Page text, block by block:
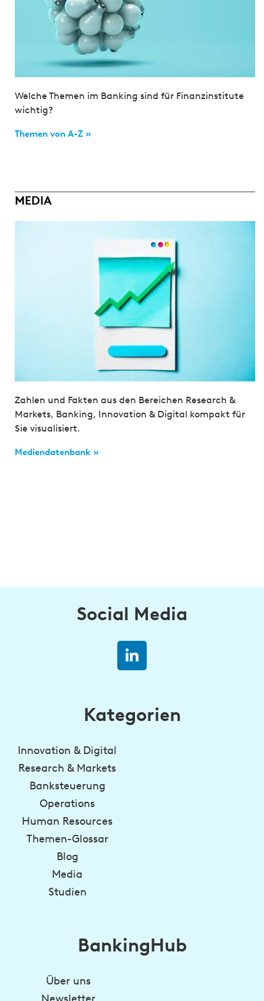
Welche Themen im Banking sind für Finanzinstitute
wichtig?
Themen von A-Z »
MEDIA
Zahlen und Fakten aus den Bereichen Research &
Markets, Banking, Innovation & Digital kompakt für
Sie visualisiert.
Mediendatenbank »
Social Media
Kategorien
Innovation & Digital
Research & Markets
Banksteuerung
Operations
Human Resources
Themen-Glossar
Blog
Media
Studien
BankingHub
Über uns